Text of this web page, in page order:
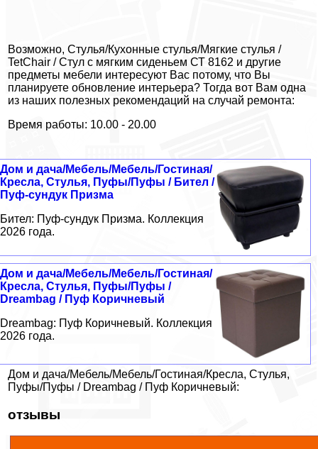
Возможно, Стулья/Кухонные стулья/Мягкие стулья /
TetChair / Стул с мягким сиденьем СТ 8162 и другие
предметы мебели интересуют Вас потому, что Вы
планируете обновление интерьера? Тогда вот Вам одна
из наших полезных рекомендаций на случай ремонта:
Время работы: 10.00 - 20.00
Дом и дача/Мебель/Мебель/Гостиная/
Кресла, Стулья, Пуфы/Пуфы / Бител /
Пуф-сундук Призма
Бител: Пуф-сундук Призма. Коллекция
2026 года.
Дом и дача/Мебель/Мебель/Гостиная/
Кресла, Стулья, Пуфы/Пуфы /
Dreambag / Пуф Коричневый
Dreambag: Пуф Коричневый. Коллекция
2026 года.
Дом и дача/Мебель/Мебель/Гостиная/Кресла, Стулья,
Пуфы/Пуфы / Dreambag / Пуф Коричневый:
отзывы